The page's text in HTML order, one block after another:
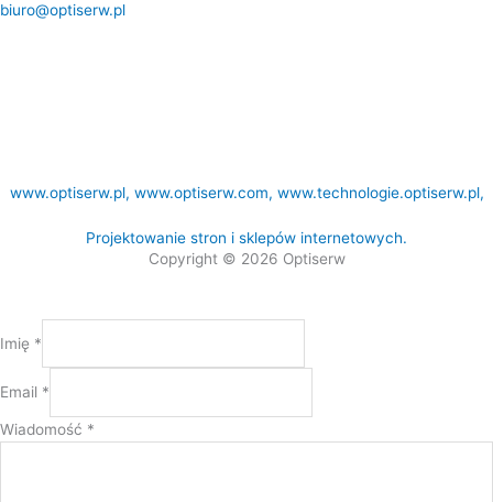
biuro@optiserw.pl
www.optiserw.pl, www.optiserw.com, www.technologie.optiserw.pl,
Projektowanie stron i sklepów internetowych.
Copyright © 2026 Optiserw
Imię *
Email *
Wiadomość *